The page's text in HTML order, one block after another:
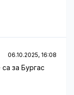
06.10.2025, 16:08
за Бургас